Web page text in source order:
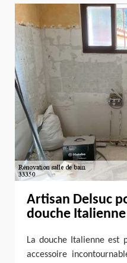
Artisan Delsuc
douche Italienne
La douche Italienne est
accessoire